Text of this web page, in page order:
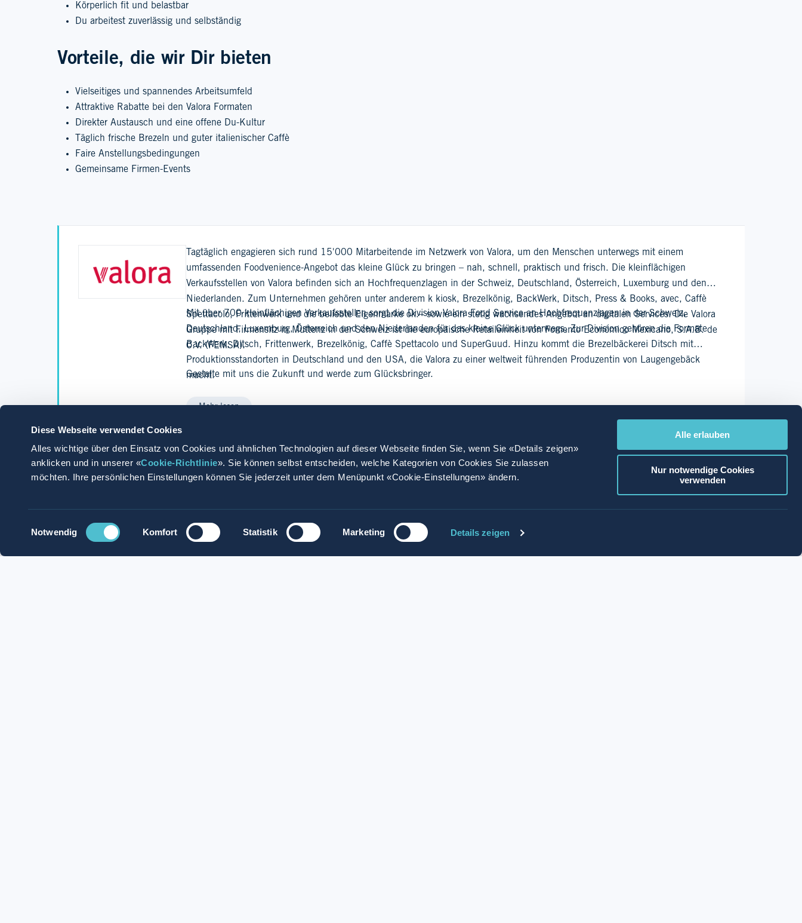
Diese Webseite verwendet Cookies
Alles wichtige über den Einsatz von Cookies und ähnlichen Technologien auf dieser Webseite finden Sie, wenn Sie «Details zeigen»
anklicken und in unserer «Cookie-Richtlinie». Sie können selbst entscheiden, welche Kategorien von Cookies Sie zulassen
möchten. Ihre persönlichen Einstellungen können Sie jederzeit unter dem Menüpunkt «Cookie-Einstellungen» ändern.
Einwilligungsauswahl
Notwendig Komfort Statistik Marketing Details zeigen
Alle erlauben
Nur notwendige Cookies
verwenden
Körperlich fit und belastbar
Du arbeitest zuverlässig und selbständig
Vorteile, die wir Dir bieten
Vielseitiges und spannendes Arbeitsumfeld
Attraktive Rabatte bei den Valora Formaten
Direkter Austausch und eine offene Du-Kultur
Täglich frische Brezeln und guter italienischer Caffè
Faire Anstellungsbedingungen
Gemeinsame Firmen-Events
Tagtäglich engagieren sich rund 15'000 Mitarbeitende im Netzwerk von Valora, um den Menschen unterwegs mit einem
umfassenden Foodvenience-Angebot das kleine Glück zu bringen – nah, schnell, praktisch und frisch. Die kleinflächigen
Verkaufsstellen von Valora befinden sich an Hochfrequenzlagen in der Schweiz, Deutschland, Österreich, Luxemburg und den
Niederlanden. Zum Unternehmen gehören unter anderem k kiosk, Brezelkönig, BackWerk, Ditsch, Press & Books, avec, Caffè
Spettacolo, Frittenwerk und die beliebte Eigenmarke ok.– sowie ein stetig wachsendes Angebot an digitalen Services. Die Valora
Gruppe mit Firmensitz in Muttenz in der Schweiz ist die europäische Retaileinheit von Fomento Económico Mexicano, S.A.B. de
C.V. (FEMSA).
Mit über 700 kleinflächigen Verkaufsstellen sorgt die Division Valora Food Service an Hochfrequenzlagen in der Schweiz,
Deutschland, Luxemburg, Österreich und den Niederlanden für das kleine Glück unterwegs. Zur Division gehören die Formate
BackWerk, Ditsch, Frittenwerk, Brezelkönig, Caffè Spettacolo und SuperGuud. Hinzu kommt die Brezelbäckerei Ditsch mit
Produktionsstandorten in Deutschland und den USA, die Valora zu einer weltweit führenden Produzentin von Laugengebäck
macht.
Gestalte mit uns die Zukunft und werde zum Glücksbringer.
Mehr lesen